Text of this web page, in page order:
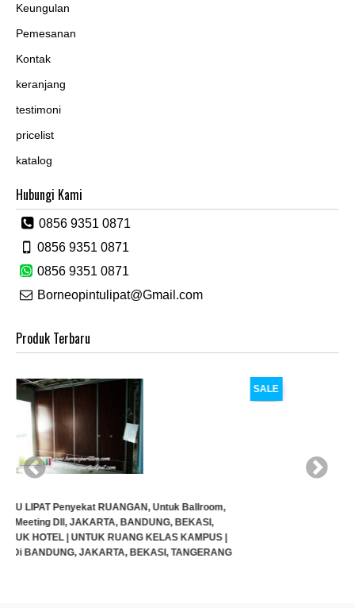
Keungulan
Pemesanan
Kontak
keranjang
testimoni
pricelist
katalog
Hubungi Kami
0856 9351 0871
0856 9351 0871
0856 9351 0871
Borneopintulipat@Gmail.com
Produk Terbaru
SALE